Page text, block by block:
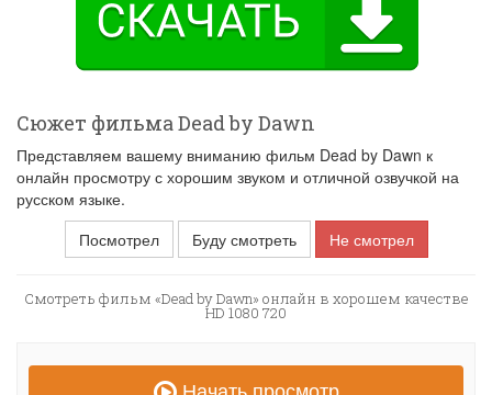
Сюжет фильма Dead by Dawn
Представляем вашему вниманию фильм Dead by Dawn к
онлайн просмотру с хорошим звуком и отличной озвучкой на
русском языке.
Посмотрел
Буду смотреть Не смотрел
Смотреть фильм «Dead by Dawn» онлайн в хорошем качестве
HD 1080 720